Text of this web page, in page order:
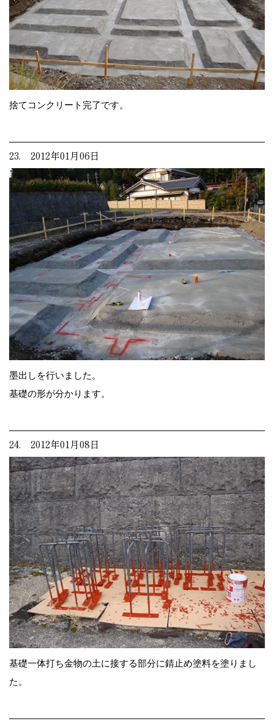
捨てコンクリート完了です。
23. 2012年01月06日
墨出しを行いました。
基礎の形が分かります。
24. 2012年01月08日
基礎一体打ち金物の土に接する部分に錆止め塗料を塗りまし
た。